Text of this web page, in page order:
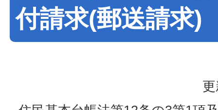
付請求(郵送請求)